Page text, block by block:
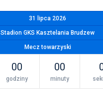
31 lipca 2026
Stadion GKS Kasztelania Brudzew
Mecz towarzyski
00
godziny
00
minuty